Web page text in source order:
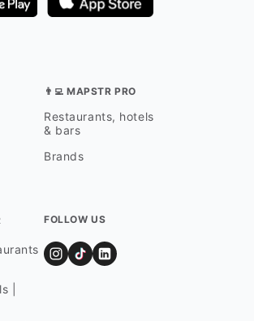
👨‍💻 MAPSTR PRO
Restaurants, hotels
& bars
Brands
|
FOLLOW US